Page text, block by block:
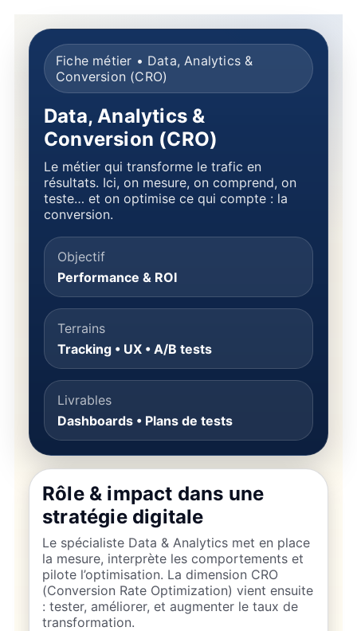
Fiche métier • Data, Analytics &
Conversion (CRO)
Data, Analytics &
Conversion (CRO)
Le métier qui transforme le trafic en
résultats. Ici, on mesure, on comprend, on
teste… et on optimise ce qui compte : la
conversion.
Objectif
Performance & ROI
Terrains
Tracking • UX • A/B tests
Livrables
Dashboards • Plans de tests
Rôle & impact dans une
stratégie digitale
Le spécialiste Data & Analytics met en place
la mesure, interprète les comportements et
pilote l’optimisation. La dimension CRO
(Conversion Rate Optimization) vient ensuite
: tester, améliorer, et augmenter le taux de
transformation.